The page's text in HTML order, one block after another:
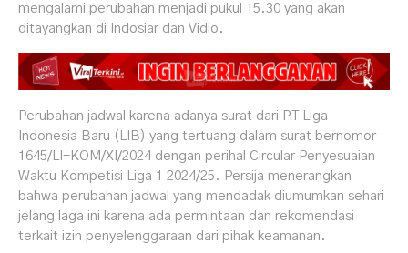
mengalami perubahan menjadi pukul 15.30 yang akan
ditayangkan di Indosiar dan Vidio.
Perubahan jadwal karena adanya surat dari PT Liga
Indonesia Baru (LIB) yang tertuang dalam surat bernomor
1645/LI-KOM/XI/2024 dengan perihal Circular Penyesuaian
Waktu Kompetisi Liga 1 2024/25. Persija menerangkan
bahwa perubahan jadwal yang mendadak diumumkan sehari
jelang laga ini karena ada permintaan dan rekomendasi
terkait izin penyelenggaraan dari pihak keamanan.